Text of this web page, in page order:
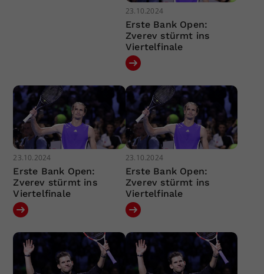
23.10.2024
Erste Bank Open:
Zverev stürmt ins
Viertelfinale
23.10.2024
Erste Bank Open:
Zverev stürmt ins
Viertelfinale
23.10.2024
Erste Bank Open:
Zverev stürmt ins
Viertelfinale